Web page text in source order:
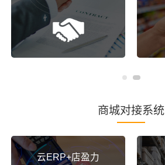
商城对接系统
云ERP+店盈力